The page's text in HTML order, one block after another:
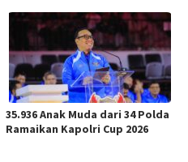
35.936 Anak Muda dari 34 Polda
Ramaikan Kapolri Cup 2026